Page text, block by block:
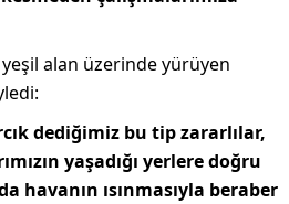
yeşil alan üzerinde yürüyen
dediğimiz bu tip zararlılar,
yaşadığı yerlere doğru
havanın ısınmasıyla beraber